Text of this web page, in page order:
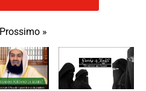
Prossimo »